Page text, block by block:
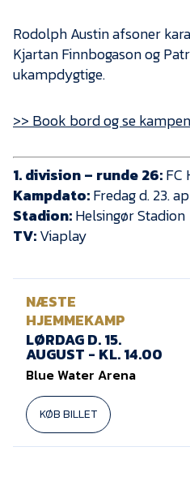
Rodolph Austin afsoner
Kjartan Finnbogason og
ukampdygtige.
>> Book bord og se
1. division – runde 26:FC
Kampdato:Fredag d. 23.
Stadion:Helsingør Stadion
TV:Viaplay
NÆSTE
HJEMMEKAMP
LØRDAG D. 15.
AUGUST - KL. 14.00
Blue Water Arena
KØB BILLET